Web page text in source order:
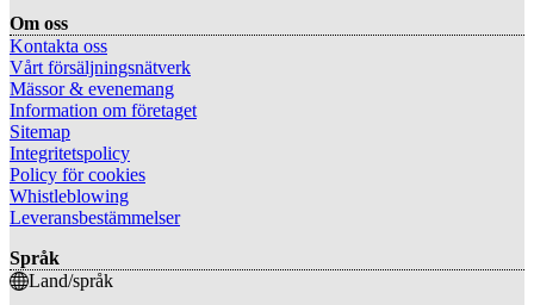
Om oss
Kontakta oss
Vårt försäljningsnätverk
Mässor & evenemang
Information om företaget
Sitemap
Integritetspolicy
Policy för cookies
Whistleblowing
Leveransbestämmelser
Språk
Land/språk